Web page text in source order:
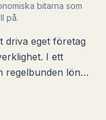
bitarna som
på.
driva eget företag
I ett
regelbunden lön